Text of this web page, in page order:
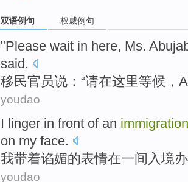
双语例句 权威例句
"Please wait in here, Ms.
said.
移民官员说：“请在这里等候 ，
youdao
I linger in front of an
on my face.
我带着谄媚的表情在一间 入境
youdao